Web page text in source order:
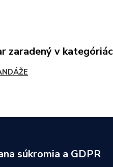
zaradený v
súkromia a GDPR